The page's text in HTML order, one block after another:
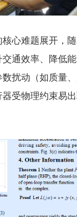
心难题展开，
通效率、降低
扰动（如质量
受物理约束易